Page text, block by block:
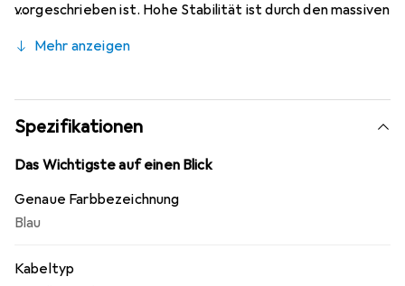
vorgeschrieben ist. Hohe Stabilität ist durch den massiven
Mantelmischung auf PVC-Basis gewährleistet. Zusätzlich
verzinnten Cu-Drähten und einer Bewicklung mit
isolierender Kunststoff-Folie umwickelt.
Mehr anzeigen
Spezifikationen
Das Wichtigste auf einen Blick
Genaue Farbbezeichnung
Blau
Kabeltyp